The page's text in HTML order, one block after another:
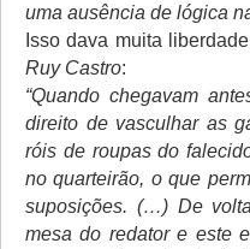
uma ausência de lógica
Isso dava muita
Ruy Castro:
“Quando chegavam
direito de vasculhar as
róis de roupas do
no quarteirão, o que
suposições. (…) De
mesa do redator e este